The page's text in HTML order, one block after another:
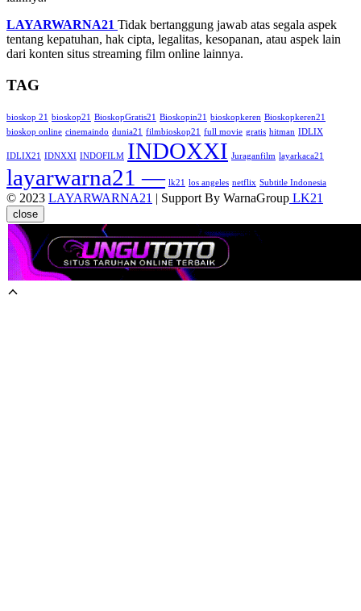
LAYARWARNA21 Tidak bertanggung jawab atas segala aspek
tentang kepatuhan, hak cipta, legalitas, kesopanan, atau aspek lain
dari konten situs streaming film online lainnya.
TAG
bioskop 21 bioskop21 BioskopGratis21 Bioskopin21 bioskopkeren Bioskopkeren21
bioskop online cinemaindo dunia21 filmbioskop21 full movie gratis hitman IDLIX
IDLIX21 IDNXXI INDOFILM INDOXXI Juraganfilm layarkaca21
layarwarna21 — lk21 los angeles netflix Subtitle Indonesia
© 2023 LAYARWARNA21 | Support By WarnaGroup LK21
close